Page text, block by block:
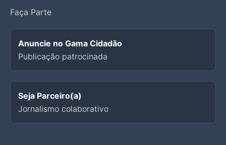
Faça Parte
Anuncie no Gama Cidadão
Publicação patrocinada
Seja Parceiro(a)
Jornalismo colaborativo